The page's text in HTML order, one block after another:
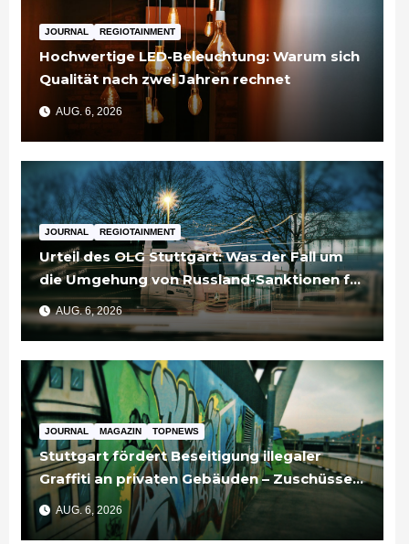
JOURNAL REGIOTAINMENT
Hochwertige LED-Beleuchtung: Warum sich
Qualität nach zwei Jahren rechnet
AUG. 6, 2026
JOURNAL REGIOTAINMENT
Urteil des OLG Stuttgart: Was der Fall um
die Umgehung von Russland-Sanktionen für
Unternehmen bedeutet
AUG. 6, 2026
JOURNAL MAGAZIN TOPNEWS
Stuttgart fördert Beseitigung illegaler
Graffiti an privaten Gebäuden – Zuschüsse
bis 3.500 Euro
AUG. 6, 2026